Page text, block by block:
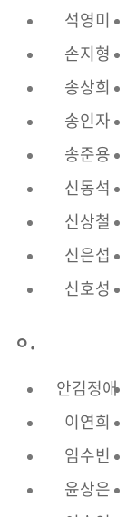
석영미
손지형
송상희
송인자
송준용
신동석
신상철
신은섭
신호성
ㅇ.
안김정애
이연희
임수빈
윤상은